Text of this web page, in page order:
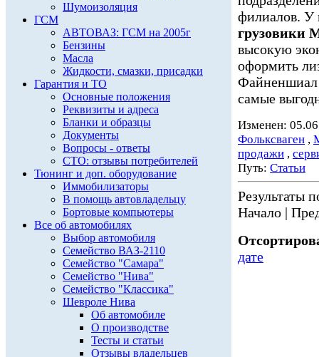
Шумоизоляция
ГСМ
АВТОВАЗ: ГСМ на 2005г
Бензины
Масла
Жидкости, смазки, присадки
Гарантия и ТО
Основные положения
Реквизиты и адреса
Бланки и образцы
Документы
Вопросы - ответы
СТО: отзывы потребителей
Тюнинг и доп. оборудование
Иммобилизаторы
В помощь автовладельцу
Бортовые компьютеры
Все об автомобилях
Выбор автомобиля
Семейство ВАЗ-2110
Семейство "Самара"
Семейство "Нива"
Семейство "Классика"
Шевроле Нива
Об автомобиле
О производстве
Тесты и статьи
Отзывы владельцев
филиалов. У
грузовики
высокую
оформить
самые
Изменен:
Фольксваген ,
продажи ,
Путь: Статьи
Результаты
Начало |
дате